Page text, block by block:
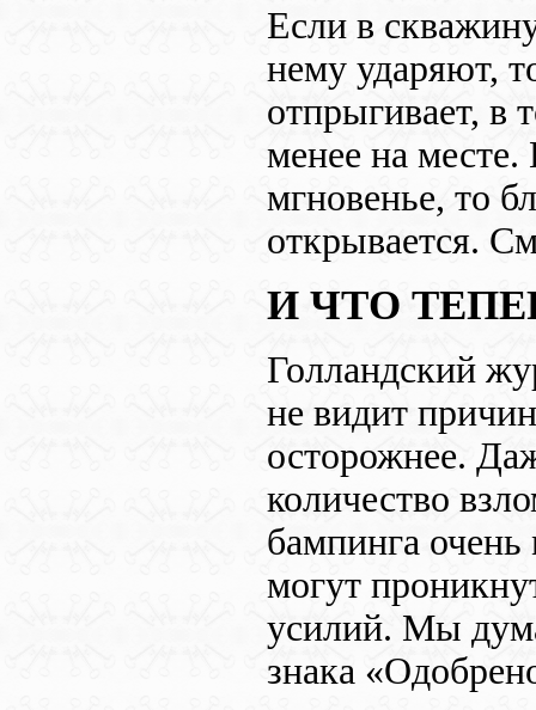
Если в
нему ударяют,
отпрыгивает, в
менее на
мгновенье, то
открывается.
И ЧТО
Голландский
не видит
осторожнее.
количество
бампинга
могут
усилий. Мы
знака